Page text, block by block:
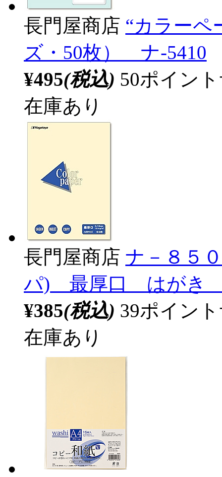
長門屋商店 “カラーペ
ズ・50枚） ナ-5410
¥495(税込) 50ポイン
在庫あり
長門屋商店 ナ－８５
パ) 最厚口 はがき
¥385(税込) 39ポイン
在庫あり